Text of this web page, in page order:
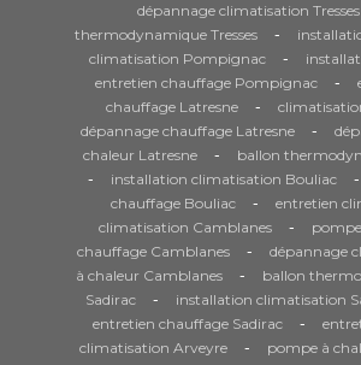
dépannage climatisation Tresses
thermodynamique Tresses
-
climatisation Pompignac
-
entretien chauffage Pompignac -
chauffage Latresne -
dépannage chauffage Latresne -
chaleur Latresne
- ballon
- installation climatisation Bouliac -
chauffage Bouliac
- entretien
climatisation Camblanes -
chauffage Camblanes
- dépannage
à chaleur Camblanes
- ballon
Sadirac
- installation climatisation
entretien chauffage Sadirac -
climatisation Arveyre - pompe à